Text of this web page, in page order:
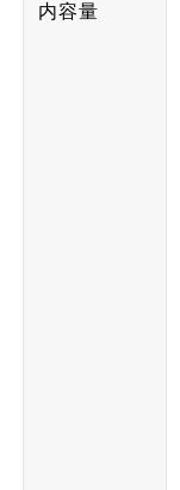
内容量